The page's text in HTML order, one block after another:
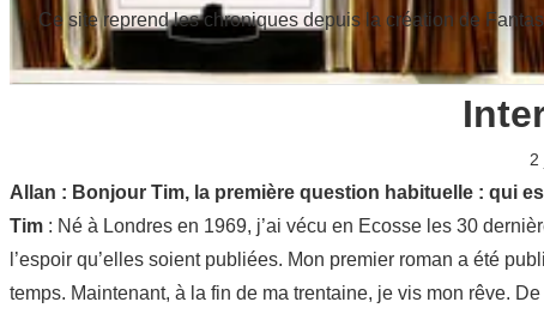
Ce site reprend les chroniques depuis la création de
2
Allan : Bonjour Tim, la première question habituelle : qui
Tim : Né à Londres en 1969, j’ai vécu en Ecosse les 30
l’espoir qu’elles soient publiées. Mon premier roman a été
temps. Maintenant, à la fin de ma trentaine, je vis mon rêve.